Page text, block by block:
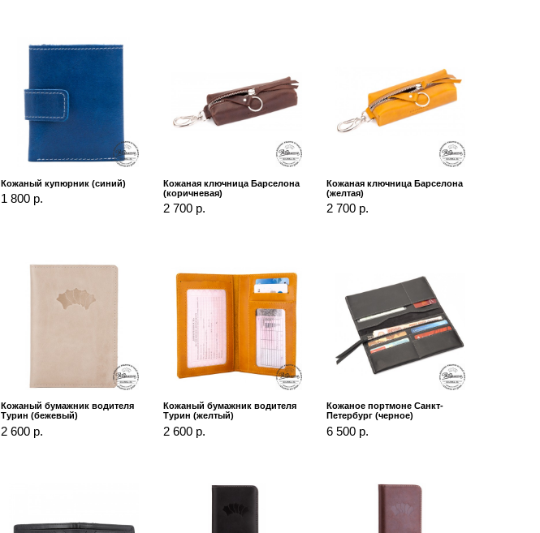
Кожаный купюрник (синий)
1 800 р.
Кожаная ключница Барселона
(коричневая)
2 700 р.
Кожаная ключница Барселона
(желтая)
2 700 р.
Кожаный бумажник водителя
Турин (бежевый)
2 600 р.
Кожаный бумажник водителя
Турин (желтый)
2 600 р.
Кожаное портмоне Санкт-
Петербург (черное)
6 500 р.